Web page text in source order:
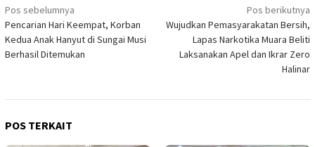
Navigasi
pos
Pos sebelumnya
Pencarian Hari Keempat, Korban
Kedua Anak Hanyut di Sungai Musi
Berhasil Ditemukan
Pos berikutnya
Wujudkan Pemasyarakatan Bersih,
Lapas Narkotika Muara Beliti
Laksanakan Apel dan Ikrar Zero
Halinar
POS TERKAIT